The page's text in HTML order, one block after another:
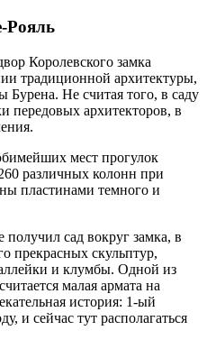
Рояль
Королевского замка
традиционной архитектуры,
Бурена. Не считая того, в саду
передовых архитекторов, в
мест прогулок
различных колонн при
пластинами темного и
сад вокруг замка, в
прекрасных скульптур,
и клумбы. Одной из
малая армата на
история: 1-ый
и сейчас тут располагаться